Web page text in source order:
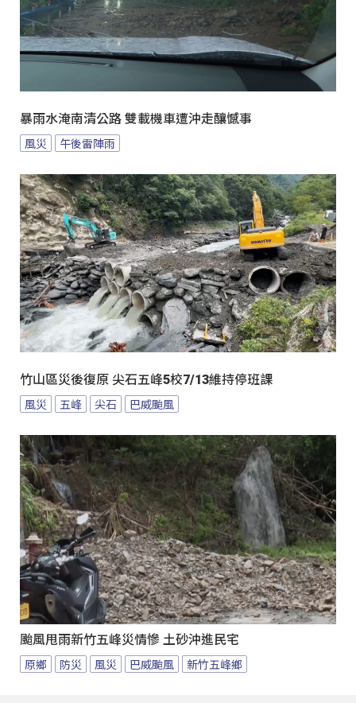
暴雨水淹南清公路 雙載機車遭沖走釀憾事
風災 午後雷陣雨
竹山區災後復原 尖石五峰5校7/13維持停班課
風災 五峰 尖石 巴威颱風
颱風甩雨新竹五峰災情慘 土砂沖進民宅
原鄉 防災 風災 巴威颱風 新竹五峰鄉